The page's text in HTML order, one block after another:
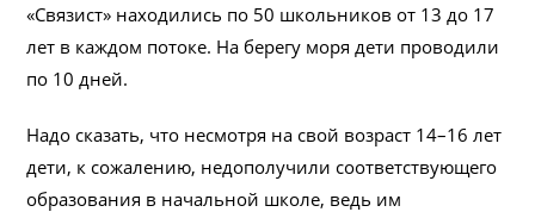
«Связист» находились по 50 школьников от 13 до 17
лет в каждом потоке. На берегу моря дети проводили
по 10 дней.
Надо сказать, что несмотря на свой возраст 14–16 лет
дети, к сожалению, недополучили соответствующего
образования в начальной школе, ведь им